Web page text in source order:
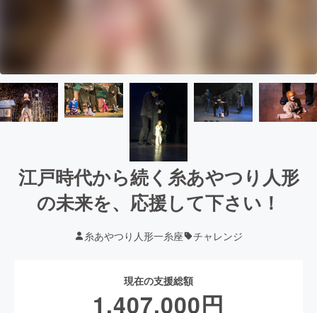
江戸時代から続く糸あやつり人形
の未来を、応援して下さい！
糸あやつり人形一糸座 チャレンジ
現在の支援総額
1,407,000円